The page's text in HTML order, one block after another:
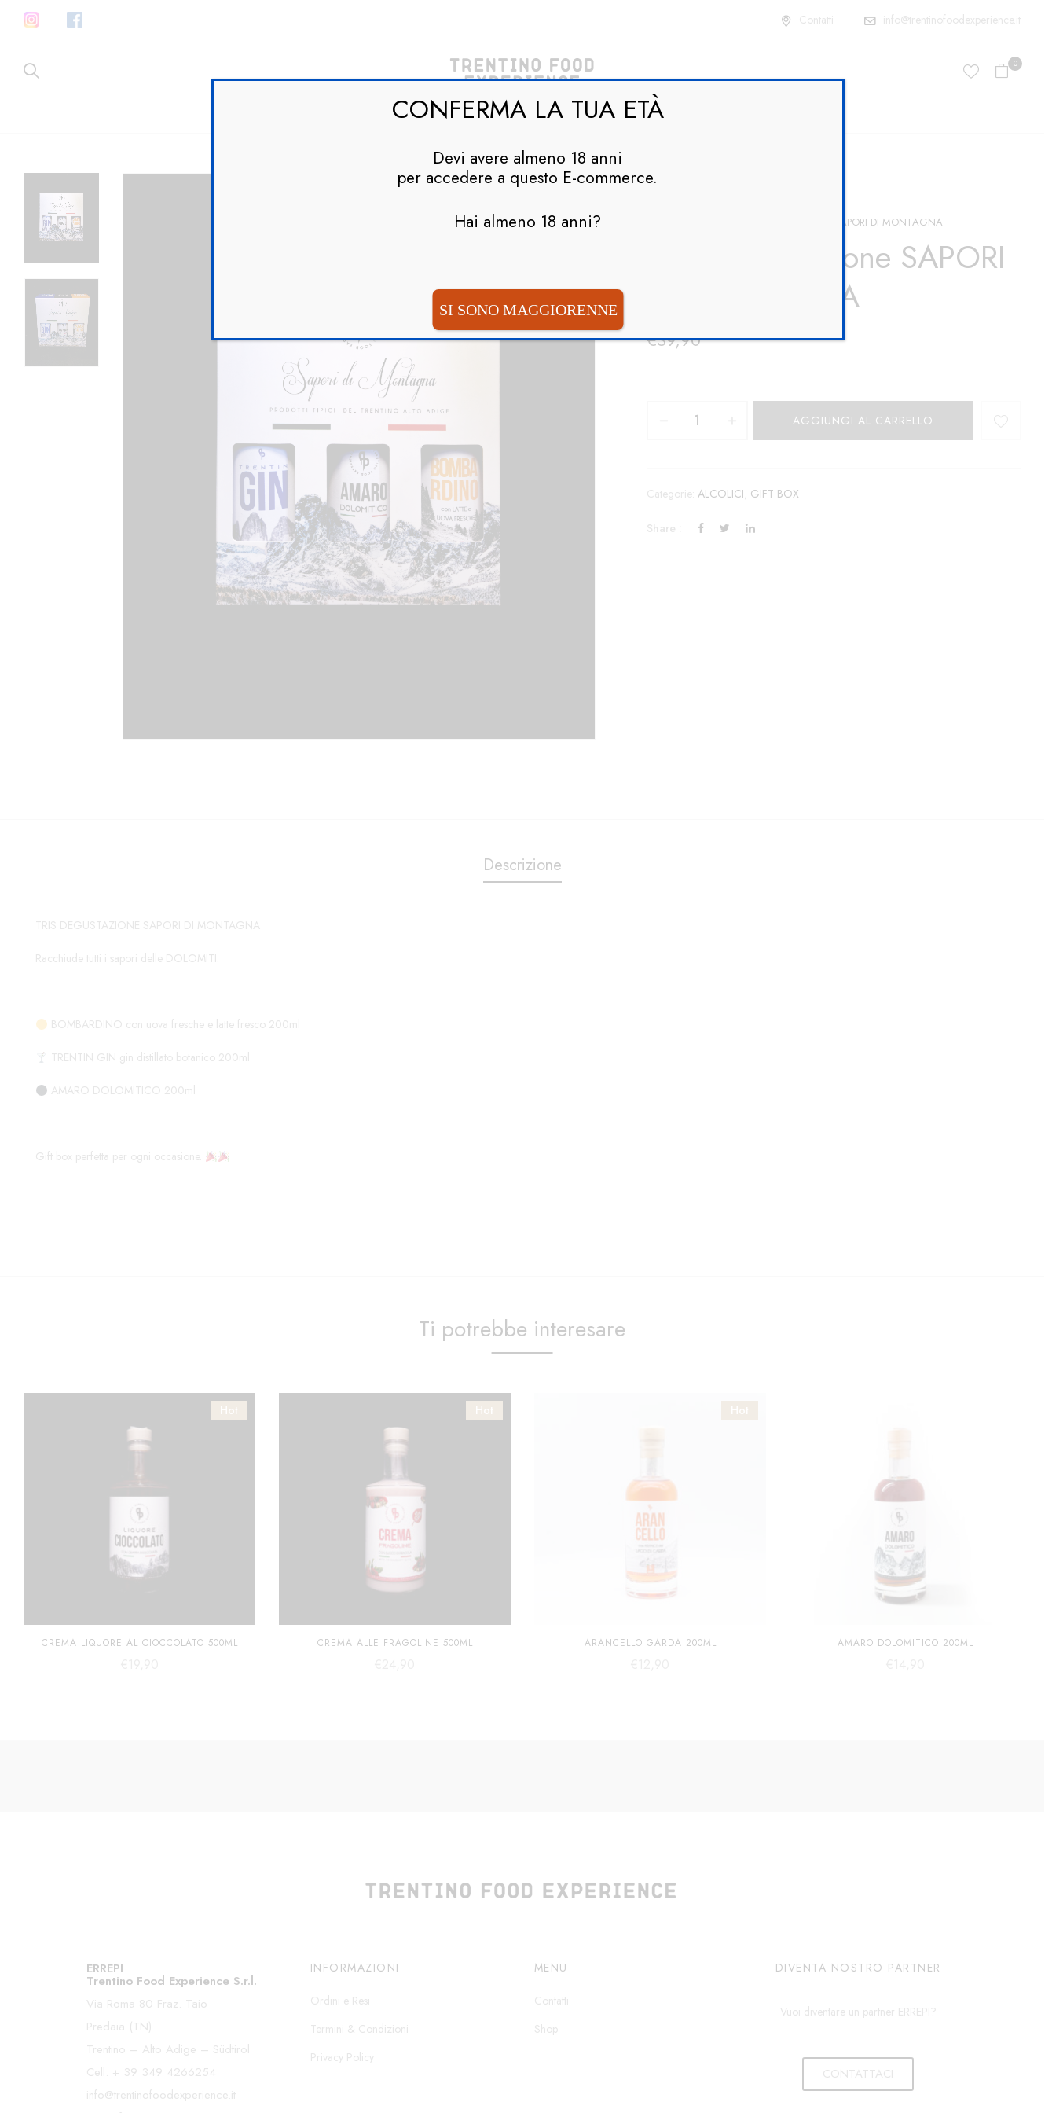
Contatti info@trentinofoodexperience.it
0
HOME PARTNER SHOP CONTATTI
TRIS degustazione SAPORI DI MONTAGNA
TRIS Degustazione SAPORI
DI MONTAGNA
€39,90
AGGIUNGI AL CARRELLO
Categorie: ALCOLICI GIFT BOX
Share :
Descrizione
TRIS DEGUSTAZIONE SAPORI DI MONTAGNA
Racchiude tutti i sapori delle DOLOMITI.
BOMBARDINO con uova fresche e latte fresco 200ml
TRENTIN GIN gin distillato botanico 200ml
AMARO DOLOMITICO 200ml
Gift box perfetta per ogni occasione.
Ti potrebbe interesare
Hot
CREMA LIQUORE AL CIOCCOLATO 500ML
Hot
CREMA ALLE FRAGOLINE 500ML
Hot
ARANCELLO GARDA 200ML AMARO DOLOMITICO 200ML
ERREPI
Trentino Food Experience S.r.l.
Via Roma 80 Fraz. Taio
Predaia (TN)
Trentino – Alto Adige – Südtirol
Cell. + 39 349 4266254
info@trentinofoodexperience.it
INFORMAZIONI
Ordini e Resi
Termini & Condizioni
Privacy Policy
MENU
Contatti
Shop
DIVENTA NOSTRO PARTNER
Vuoi diventare un partner ERREPI?
CONTATTACI
CONFERMA LA TUA ETÀ
Devi avere almeno 18 anni
per accedere a questo E-commerce.
Hai almeno 18 anni?
SI SONO MAGGIORENNE